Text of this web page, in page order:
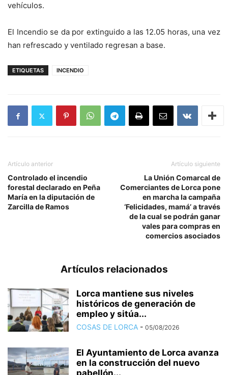
vehículos.
El Incendio se da por extinguido a las 12.05 horas, una vez
han refrescado y ventilado regresan a base.
ETIQUETAS INCENDIO
Artículo anterior
Controlado el incendio
forestal declarado en Peña
María en la diputación de
Zarcilla de Ramos
Artículo siguiente
La Unión Comarcal de
Comerciantes de Lorca pone
en marcha la campaña
‘Felicidades, mamá’ a través
de la cual se podrán ganar
vales para compras en
comercios asociados
Artículos relacionados
Lorca mantiene sus niveles
históricos de generación de
empleo y sitúa...
COSAS DE LORCA - 05/08/2026
El Ayuntamiento de Lorca avanza
en la construcción del nuevo
pabellón...